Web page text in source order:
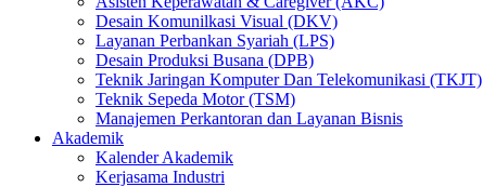
Desain Komunilkasi Visual (DKV)
Layanan Perbankan Syariah (LPS)
Desain Produksi Busana (DPB)
Teknik Jaringan Komputer Dan Telekomunikasi (TKJT)
Teknik Sepeda Motor (TSM)
Manajemen Perkantoran dan Layanan Bisnis
Akademik
Kalender Akademik
Kerjasama Industri